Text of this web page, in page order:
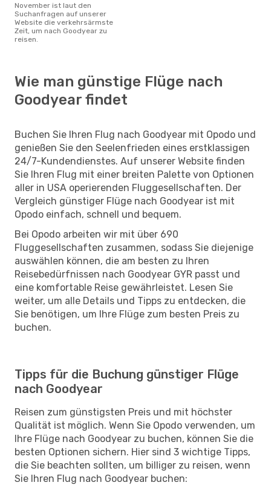
November ist laut den
Suchanfragen auf unserer
Website die verkehrsärmste
Zeit, um nach Goodyear zu
reisen.
Wie man günstige Flüge nach
Goodyear findet
Buchen Sie Ihren Flug nach Goodyear mit Opodo und
genießen Sie den Seelenfrieden eines erstklassigen
24/7-Kundendienstes. Auf unserer Website finden
Sie Ihren Flug mit einer breiten Palette von Optionen
aller in USA operierenden Fluggesellschaften. Der
Vergleich günstiger Flüge nach Goodyear ist mit
Opodo einfach, schnell und bequem.
Bei Opodo arbeiten wir mit über 690
Fluggesellschaften zusammen, sodass Sie diejenige
auswählen können, die am besten zu Ihren
Reisebedürfnissen nach Goodyear GYR passt und
eine komfortable Reise gewährleistet. Lesen Sie
weiter, um alle Details und Tipps zu entdecken, die
Sie benötigen, um Ihre Flüge zum besten Preis zu
buchen.
Tipps für die Buchung günstiger Flüge
nach Goodyear
Reisen zum günstigsten Preis und mit höchster
Qualität ist möglich. Wenn Sie Opodo verwenden, um
Ihre Flüge nach Goodyear zu buchen, können Sie die
besten Optionen sichern. Hier sind 3 wichtige Tipps,
die Sie beachten sollten, um billiger zu reisen, wenn
Sie Ihren Flug nach Goodyear buchen: